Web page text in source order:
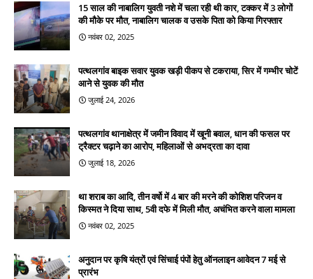
15 साल की नाबालिग युवती नशे में चला रही थी कार, टक्कर में 3 लोगों
की मौके पर मौत, नाबालिग चालक व उसके पिता को किया गिरफ्तार
नवंबर 02, 2025
पत्थलगांव बाइक सवार युवक खड़ी पीकप से टकराया, सिर में गम्भीर चोटें
आने से युवक की मौत
जुलाई 24, 2026
पत्थलगांव थानाक्षेत्र में जमीन विवाद में खूनी बवाल, धान की फसल पर
ट्रैक्टर चढ़ाने का आरोप, महिलाओं से अभद्रता का दावा
जुलाई 18, 2026
था शराब का आदि, तीन वर्षो में 4 बार की मरने की कोशिश परिजन व
किस्मत ने दिया साथ, 5वी दफे में मिली मौत, अचंभित करने वाला मामला
नवंबर 02, 2025
अनुदान पर कृषि यंत्रों एवं सिंचाई पंपों हेतु ऑनलाइन आवेदन 7 मई से
प्रारंभ